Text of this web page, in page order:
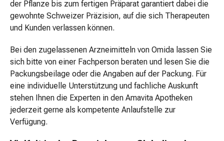
Zahnbürste
Zahnfleischpflege
Prothesenpflege
Zahnseide
&
Zubehör
Mundspülung
&
der Pflanze bis zum fertigen Präparat garantiert dabei die
gewohnte Schweizer Präzision, auf die sich Therapeuten
und Kunden verlassen können.
Bei den zugelassenen Arzneimitteln von Omida lassen Sie
sich bitte von einer Fachperson beraten und lesen Sie die
Packungsbeilage oder die Angaben auf der Packung. Für
eine individuelle Unterstützung und fachliche Auskunft
stehen Ihnen die Experten in den Amavita Apotheken
jederzeit gerne als kompetente Anlaufstelle zur
Verfügung.